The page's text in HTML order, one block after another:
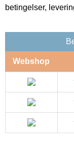
betingelser,
Webshop